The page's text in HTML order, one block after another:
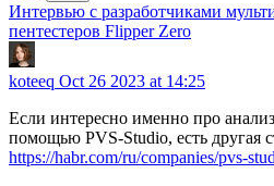
Интервью с разработчиками
пентестеров Flipper Zero
koteeq Oct 26 2023 at 14:25
Если интересно именно про
помощью PVS-Studio, есть другая
https://habr.com/ru/companies/pvs-